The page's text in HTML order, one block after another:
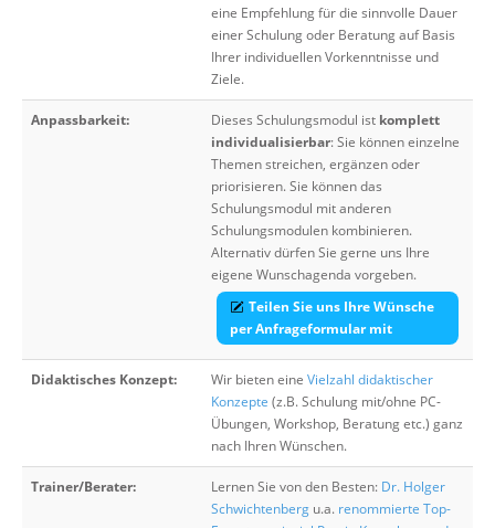
eine Empfehlung für die sinnvolle Dauer
einer Schulung oder Beratung auf Basis
Ihrer individuellen Vorkenntnisse und
Ziele.
Anpassbarkeit: Dieses Schulungsmodul ist komplett
individualisierbar: Sie können einzelne
Themen streichen, ergänzen oder
priorisieren. Sie können das
Schulungsmodul mit anderen
Schulungsmodulen kombinieren.
Alternativ dürfen Sie gerne uns Ihre
eigene Wunschagenda vorgeben.
Teilen Sie uns Ihre Wünsche
per Anfrageformular mit
Didaktisches Konzept: Wir bieten eine Vielzahl didaktischer
Konzepte (z.B. Schulung mit/ohne PC-
Übungen, Workshop, Beratung etc.) ganz
nach Ihren Wünschen.
Trainer/Berater: Lernen Sie von den Besten: Dr. Holger
Schwichtenberg u.a. renommierte Top-